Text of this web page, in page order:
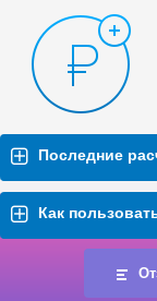
Последние
Как